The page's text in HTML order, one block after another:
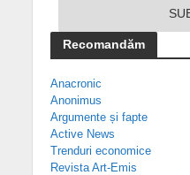
Recomandăm
Anacronic
Anonimus
Argumente și fapte
Active News
Trenduri economice
Revista Art-Emis